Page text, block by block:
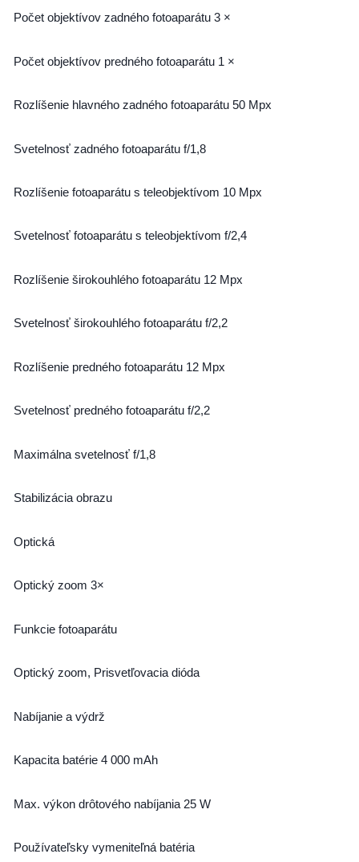
Počet objektívov zadného fotoaparátu 3 ×
Počet objektívov predného fotoaparátu 1 ×
Rozlíšenie hlavného zadného fotoaparátu 50 Mpx
Svetelnosť zadného fotoaparátu f/1,8
Rozlíšenie fotoaparátu s teleobjektívom 10 Mpx
Svetelnosť fotoaparátu s teleobjektívom f/2,4
Rozlíšenie širokouhlého fotoaparátu 12 Mpx
Svetelnosť širokouhlého fotoaparátu f/2,2
Rozlíšenie predného fotoaparátu 12 Mpx
Svetelnosť predného fotoaparátu f/2,2
Maximálna svetelnosť f/1,8
Stabilizácia obrazu
Optická
Optický zoom 3×
Funkcie fotoaparátu
Optický zoom, Prisvetľovacia dióda
Nabíjanie a výdrž
Kapacita batérie 4 000 mAh
Max. výkon drôtového nabíjania 25 W
Používateľsky vymeniteľná batéria